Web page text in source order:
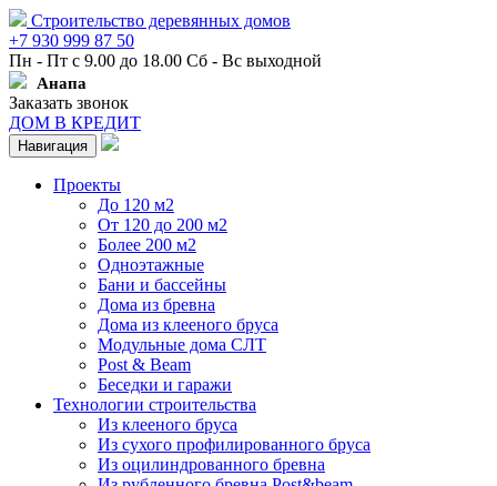
Строительство деревянных домов
+7 930 999 87 50
Пн - Пт с 9.00 до 18.00 Сб - Вс выходной
Анапа
Заказать звонок
ДОМ В КРЕДИТ
Навигация
Проекты
До 120 м2
От 120 до 200 м2
Более 200 м2
Одноэтажные
Бани и бассейны
Дома из бревна
Дома из клееного бруса
Модульные дома СЛТ
Post & Beam
Беседки и гаражи
Технологии строительства
Из клееного бруса
Из сухого профилированного бруса
Из оцилиндрованного бревна